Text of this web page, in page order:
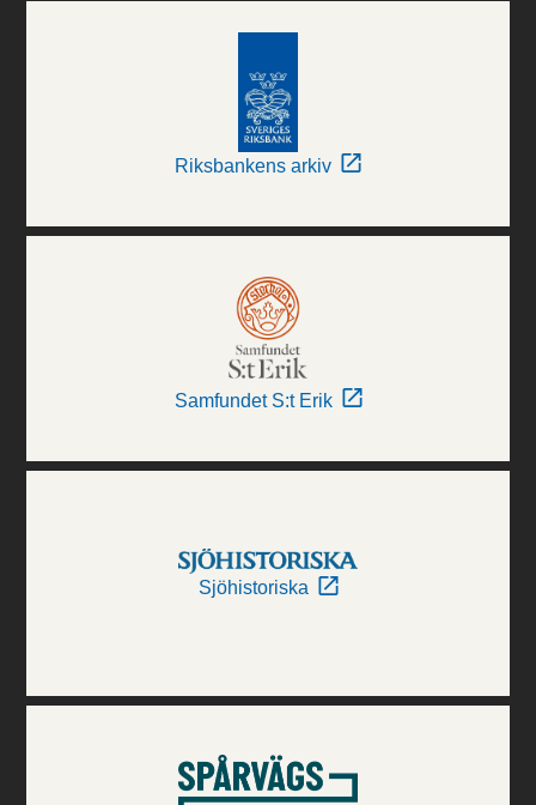
Riksbankens arkiv
Samfundet S:t Erik
Sjöhistoriska